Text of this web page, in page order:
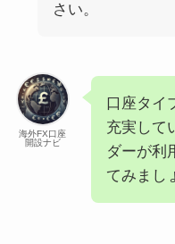
さい。
海外FX口座
開設ナビ
口座タイ
充実して
ダーが利
てみまし